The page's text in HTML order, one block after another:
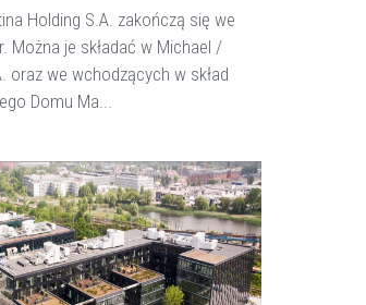
Holding S.A. zakończą się we
Można je składać w Michael /
oraz we wchodzących w skład
Domu Ma...